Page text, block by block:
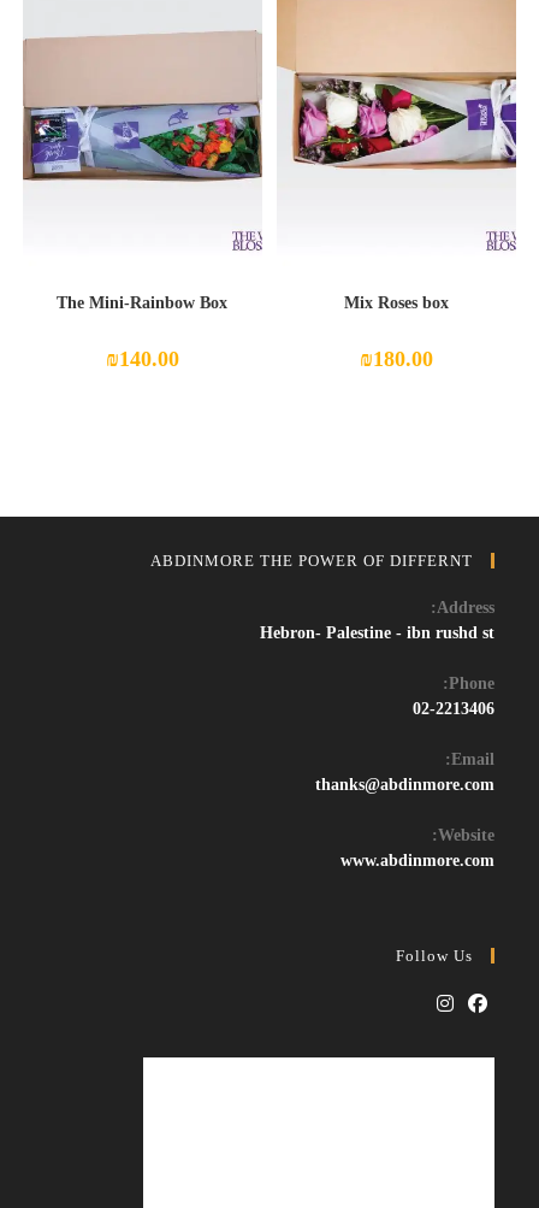
Mix Roses box
₪180.00
The Mini-Rainbow Box
₪140.00
ABDINMORE THE POWER OF DIFFERNT
Address:
Hebron- Palestine - ibn rushd st
Phone:
02-2213406
Email:
thanks@abdinmore.com
Website:
www.abdinmore.com
Follow Us